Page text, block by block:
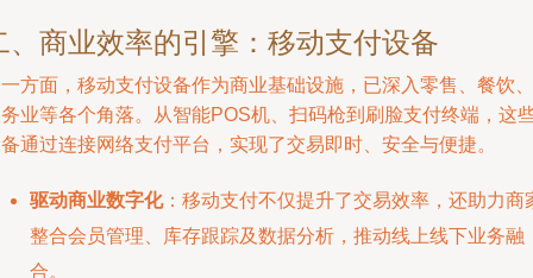
、商业效率的引擎：移动支付设备
方面，移动支付设备作为商业基础设施，已深入零售、餐饮、
业等各个角落。从智能POS机、扫码枪到刷脸支付终端，这
通过连接网络支付平台，实现了交易即时、安全与便捷。
驱动商业数字化：移动支付不仅提升了交易效率，还助力商
整合会员管理、库存跟踪及数据分析，推动线上线下业务融
合。